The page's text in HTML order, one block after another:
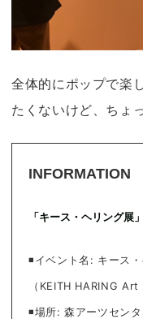
全体的にポップで楽
たくないけど、ちょ
INFORMATION
「キース・ヘリング展
◾️イベント名: キース
（KEITH HARING
◾️場所: 森アーツセン